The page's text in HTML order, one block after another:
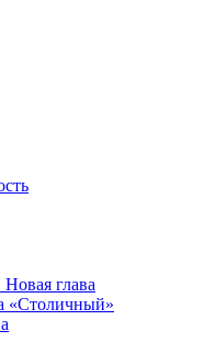
глава
«Столичный»